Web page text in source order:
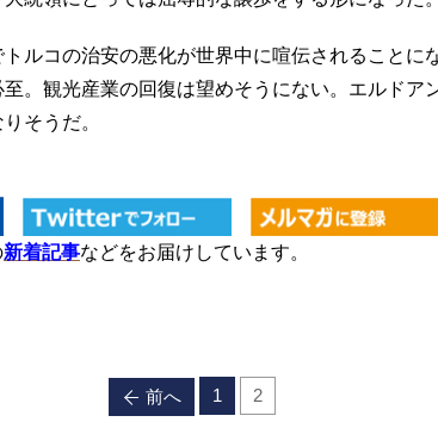
ルコの治安の悪化が世界中に喧伝されることに
。観光産業の回復は望めそうにない。エルドア
そうだ。
新着記事などをお届けしています。
前へ 1 2